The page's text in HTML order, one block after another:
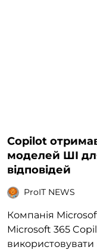
Copilot
моделей ШІ
відповідей
ProIT NEWS
Компанія
Microsoft 365
використовувати